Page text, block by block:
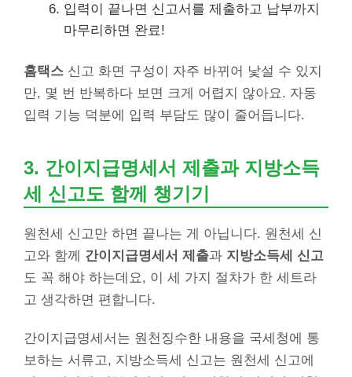
입력이 끝나면 신고서를 제출하고 납부까지
마무리하면 완료!
홈택스 신고 화면 구성이 자주 바뀌어 낯설 수 있지
만, 몇 번 반복하다 보면 크게 어렵지 않아요. 자동
입력 기능 덕분에 입력 부담도 많이 줄어듭니다.
3. 간이지급명세서 제출과 지방소득
세 신고도 함께 챙기기
원천세 신고만 하면 끝나는 게 아닙니다. 원천세 신
고와 함께 간이지급명세서 제출과 지방소득세 신고
도 꼭 해야 하는데요, 이 세 가지 절차가 한 세트라
고 생각하면 편합니다.
간이지급명세서는 원천징수한 내용을 국세청에 통
보하는 서류고, 지방소득세 신고는 원천세 신고에